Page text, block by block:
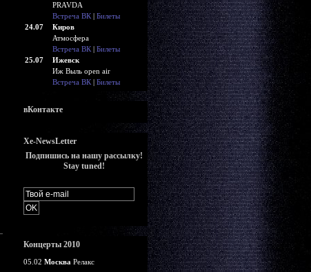
PRAVDA
Встреча ВК | Билеты
24.07
Киров
Атмосфера
Встреча ВК | Билеты
25.07
Ижевск
Иж Выль open air
Встреча ВК | Билеты
вКонтакте
Xe-NewsLetter
Подпишись на нашу рассылку!
Stay tuned!
Концерты 2010
05.02 Москва Релакс